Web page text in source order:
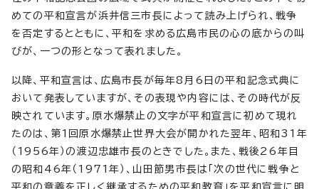
めての平和宣言が浜井信三市長によって読み上げられ、戦争
を否定するとともに、平和を求める広島市民の心の底からの叫
びが、一つの形となって表れました。
以降、平和宣言は、広島市長が毎年8月6日の平和記念式典に
おいて発表していますが、その表現や内容には、その時代が反
映されています。原水爆禁止の文字が平和宣言に初めて現れ
たのは、第1回原水爆禁止世界大会が開かれた翌年、昭和31年
（1956年）の渡辺忠雄市長のときでした。また、戦後26年目
の昭和46年（1971年）、山田節男市長は「次の世代に戦争と
平和の意義を正しく継承するための平和教育」を平和宣言に明